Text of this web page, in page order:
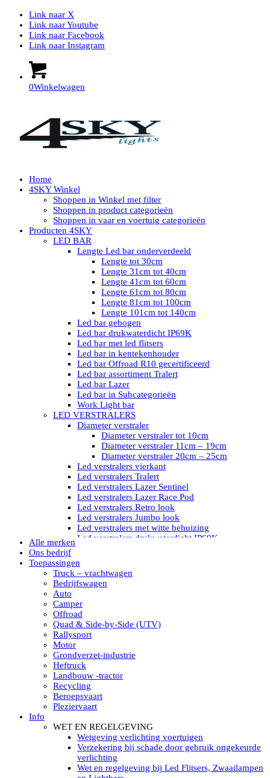
Link naar X
Link naar Youtube
Link naar Facebook
Link naar Instagram
0Winkelwagen
Home
4SKY Winkel
Shoppen in Winkel met filter
Shoppen in product categorieën
Shoppen in vaar en voertuig categorieën
Producten 4SKY
LED BAR
Lengte Led bar onderverdeeld
Lengte tot 30cm
Lengte 31cm tot 40cm
Lengte 41cm tot 60cm
Lengte 61cm tot 80cm
Lengte 81cm tot 100cm
Lengte 101cm tot 140cm
Led bar gebogen
Led bar drukwaterdicht IP69K
Led bar met led flitsers
Led bar in kentekenhouder
Led bar Offroad R10 gecertificeerd
Led bar assortiment Tralert
Led bar Lazer
Led bar in Subcategorieën
Work Light bar
LED VERSTRALERS
Diameter verstraler
Diameter verstraler tot 10cm
Diameter verstraler 11cm – 19cm
Diameter verstraler 20cm – 25cm
Led verstralers vierkant
Led verstralers Tralert
Led verstralers Lazer Sentinel
Led verstralers Lazer Race Pod
Led verstralers Retro look
Led verstralers Jumbo look
Led verstralers met witte behuizing
Led verstralers drukwaterdicht IP69K
LED WERKLAMPEN
Model werklamp
Led werklamp vierkant
Led werklamp ovaal
Led werklamp kleur wit
Combinatie LED werklampen
Led achteruitrijverlichting
Led onderbouw achteruitrijlamp
Led werklamp industrieel
Led veiligheidsverlichting
Led werklamp tractor
Led werklamp ADR
Led werklamp drukwaterdicht IP69K
Led werklampen assortiment Tralert
Led breedstralers Lazer
Led werklampen in Subcategorieën
LED WERKVERLICHTING
LED’s work werklamp met accu
LED’s work werklamp portable 220V
Alle merken
Ons bedrijf
Toepassingen
Truck – vrachtwagen
Bedrijfswagen
Auto
Camper
Offroad
Quad & Side-by-Side (UTV)
Rallysport
Motor
Grondverzet-industrie
Heftruck
Landbouw -tractor
Recycling
Beroepsvaart
Pleziervaart
Info
WET EN REGELGEVING
Wetgeving verlichting voertuigen
Verzekering bij schade door gebruik ongekeurde
verlichting
Wet en regelgeving bij Led Flitsers, Zwaailampen